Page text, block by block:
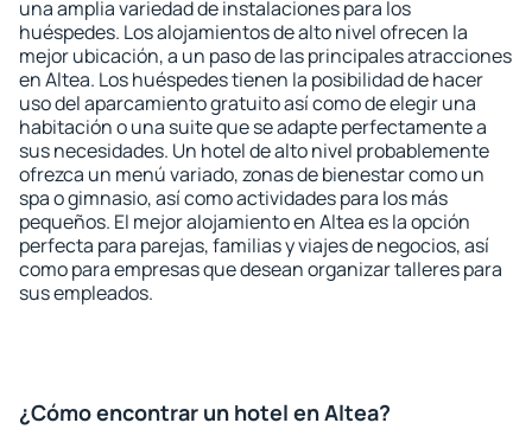
una amplia variedad de instalaciones para los
huéspedes. Los alojamientos de alto nivel ofrecen la
mejor ubicación, a un paso de las principales atracciones
en Altea. Los huéspedes tienen la posibilidad de hacer
uso del aparcamiento gratuito así como de elegir una
habitación o una suite que se adapte perfectamente a
sus necesidades. Un hotel de alto nivel probablemente
ofrezca un menú variado, zonas de bienestar como un
spa o gimnasio, así como actividades para los más
pequeños. El mejor alojamiento en Altea es la opción
perfecta para parejas, familias y viajes de negocios, así
como para empresas que desean organizar talleres para
sus empleados.
¿Cómo encontrar un hotel en Altea?